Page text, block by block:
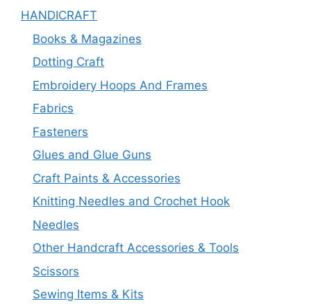
HANDICRAFT
Books & Magazines
Dotting Craft
Embroidery Hoops And Frames
Fabrics
Fasteners
Glues and Glue Guns
Craft Paints & Accessories
Knitting Needles and Crochet Hook
Needles
Other Handcraft Accessories & Tools
Scissors
Sewing Items & Kits